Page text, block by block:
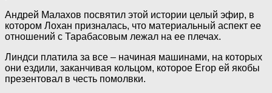
Андрей Малахов посвятил этой истории целый эфир, в
котором Лохан призналась, что материальный аспект ее
отношений с Тарабасовым лежал на ее плечах.
Линдси платила за все – начиная машинами, на которых
они ездили, заканчивая кольцом, которое Егор ей якобы
презентовал в честь помолвки.